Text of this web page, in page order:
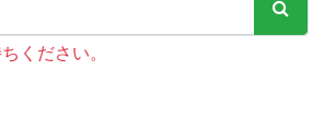
ください。